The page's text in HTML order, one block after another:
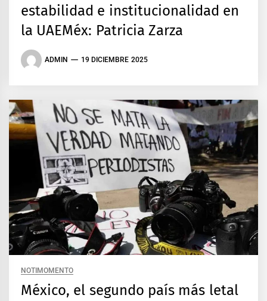
estabilidad e institucionalidad en
la UAEMéx: Patricia Zarza
ADMIN 19 DICIEMBRE 2025
NOTIMOMENTO
México, el segundo país más letal